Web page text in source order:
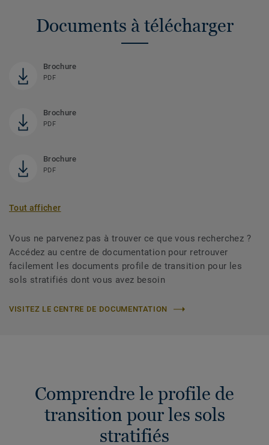
Documents à télécharger
Brochure
PDF
Brochure
PDF
Brochure
PDF
Tout afficher
Vous ne parvenez pas à trouver ce que vous recherchez ?
Accédez au centre de documentation pour retrouver
facilement les documents profile de transition pour les
sols stratifiés dont vous avez besoin
VISITEZ LE CENTRE DE DOCUMENTATION
Comprendre le profile de
transition pour les sols
stratifiés